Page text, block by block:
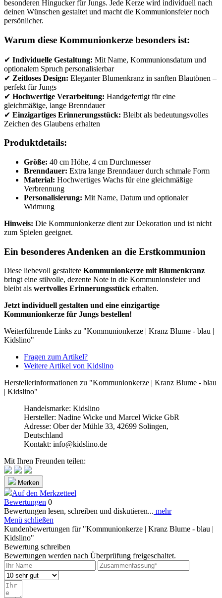
besonderen Hingucker für Jungs. Jede Kerze wird individuell nach
deinen Wünschen gestaltet und macht die Kommunionsfeier noch
persönlicher.
Warum diese Kommunionkerze besonders ist:
✔ Individuelle Gestaltung: Mit Name, Kommunionsdatum und
optionalem Spruch personalisierbar
✔ Zeitloses Design: Eleganter Blumenkranz in sanften Blautönen –
perfekt für Jungs
✔ Hochwertige Verarbeitung: Handgefertigt für eine
gleichmäßige, lange Brenndauer
✔ Einzigartiges Erinnerungsstück: Bleibt als bedeutungsvolles
Zeichen des Glaubens erhalten
Produktdetails:
Größe: 40 cm Höhe, 4 cm Durchmesser
Brenndauer: Extra lange Brenndauer durch schmale Form
Material: Hochwertiges Wachs für eine gleichmäßige
Verbrennung
Personalisierung: Mit Name, Datum und optionaler
Widmung
Hinweis: Die Kommunionkerze dient zur Dekoration und ist nicht
zum Spielen geeignet.
Ein besonderes Andenken an die Erstkommunion
Diese liebevoll gestaltete Kommunionkerze mit Blumenkranz
bringt eine stilvolle, dezente Note in die Kommunionsfeier und
bleibt als wertvolles Erinnerungsstück erhalten.
Jetzt individuell gestalten und eine einzigartige
Kommunionkerze für Jungs bestellen!
Weiterführende Links zu "Kommunionkerze | Kranz Blume - blau |
Kidslino"
Fragen zum Artikel?
Weitere Artikel von Kidslino
Herstellerinformationen zu "Kommunionkerze | Kranz Blume - blau
| Kidslino"
Handelsmarke: Kidslino
Hersteller: Nadine Wicke und Marcel Wicke GbR
Adresse: Ober der Mühle 33, 42699 Solingen,
Deutschland
Kontakt: info@kidslino.de
Mit Ihren Freunden teilen:
Merken
Auf den Merkzetteel
Bewertungen 0
Bewertungen lesen, schreiben und diskutieren... mehr
Menü schließen
Kundenbewertungen für "Kommunionkerze | Kranz Blume - blau |
Kidslino"
Bewertung schreiben
Bewertungen werden nach Überprüfung freigeschaltet.